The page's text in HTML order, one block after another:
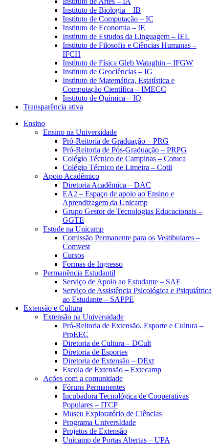
Instituto de Biologia – IB
Instituto de Computação – IC
Instituto de Economia – IE
Instituto de Estudos da Linguagem – IEL
Instituto de Filosofia e Ciências Humanas –
IFCH
Instituto de Física Gleb Wataghin – IFGW
Instituto de Geociências – IG
Instituto de Matemática, Estatística e
Computação Científica – IMECC
Instituto de Química – IQ
Transparência ativa
Ensino
Ensino na Universidade
Pró-Reitoria de Graduação – PRG
Pró-Reitoria de Pós-Graduação – PRPG
Colégio Técnico de Campinas – Cotuca
Colégio Técnico de Limeira – Cotil
Apoio Acadêmico
Diretoria Acadêmica – DAC
EA2 – Espaço de apoio ao Ensino e
Aprendizagem da Unicamp
Grupo Gestor de Tecnologias Educacionais –
GGTE
Estude na Unicamp
Comissão Permanente para os Vestibulares –
Comvest
Cursos
Formas de Ingresso
Permanência Estudantil
Serviço de Apoio ao Estudante – SAE
Serviço de Assistência Psicológica e Psiquiátrica
ao Estudante – SAPPE
Extensão e Cultura
Extensão na Universidade
Pró-Reitoria de Extensão, Esporte e Cultura –
ProEEC
Diretoria de Cultura – DCult
Diretoria de Esportes
Diretoria de Extensão – DExt
Escola de Extensão – Extecamp
Ações com a comunidade
Fóruns Permanentes
Incubadora Tecnológica de Cooperativas
Populares – ITCP
Museu Exploratório de Ciências
Programa UniversIdade
Projetos de Extensão
Unicamp de Portas Abertas – UPA